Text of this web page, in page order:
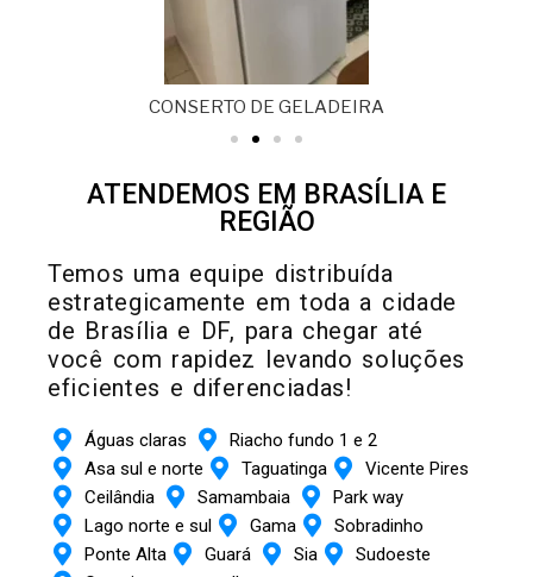
CONSERTO DE GELADEIRA
ATENDEMOS EM BRASÍLIA E
REGIÃO
Temos uma equipe distribuída
estrategicamente em toda a cidade
de Brasília e DF, para chegar até
você com rapidez levando soluções
eficientes e diferenciadas!
Águas claras
Riacho fundo 1 e 2
Asa sul e norte
Taguatinga
Vicente Pires
Ceilândia
Samambaia
Park way
Lago norte e sul
Gama
Sobradinho
Ponte Alta
Guará Sia
Sudoeste